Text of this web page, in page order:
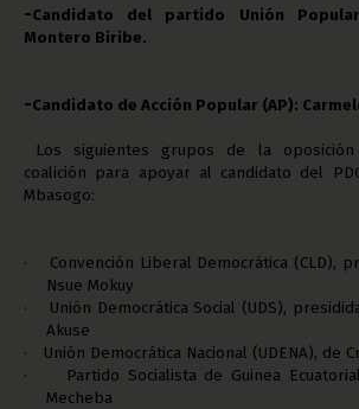
-Candidato del partido Unión
Montero Biribe.
-Candidato de Acción Popular (AP):
Los siguientes grupos de la
coalición para apoyar al candidato del
Mbasogo:
·
Convención Liberal Democrática (CLD),
Nsue Mokuy
·
Unión Democrática Social (UDS),
Akuse
· Unión Democrática Nacional (UDENA), de
·
Partido Socialista de Guinea
Mecheba